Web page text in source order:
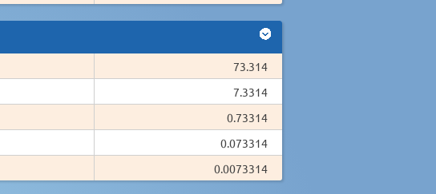
73.314
7.3314
0.73314
0.073314
0.0073314